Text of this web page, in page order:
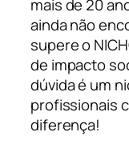
mais de 20
ainda não
supere o
de impacto
dúvida é um
profissionais
diferença!